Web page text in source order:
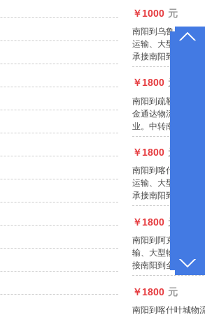
￥1000 元
南阳到乌鲁木齐物
运输、大型物件运
承接南阳到全国各
￥1800 元
南阳到疏勒物流--
金通达物流园，南
业。中转南阳十三
￥1800 元
南阳到喀什疏附物
运输、大型物件运
承接南阳到全国各
￥1800 元
南阳到阿克陶物流
输、大型物件运输
接南阳到全国各地
￥1800 元
南阳到喀什叶城物